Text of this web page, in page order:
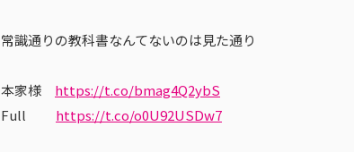
常識通りの教科書なんてないのは見た通り
本家様 https://t.co/bmag4Q2ybS
Full https://t.co/o0U92USDw7